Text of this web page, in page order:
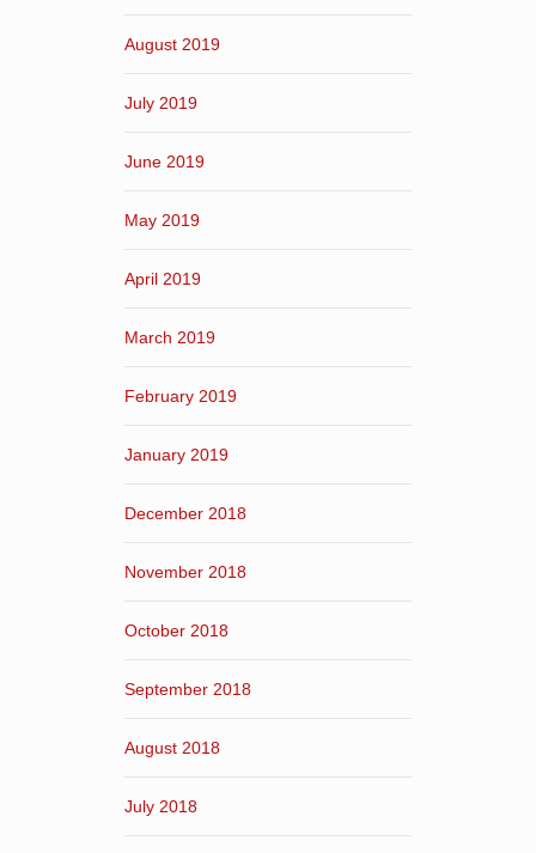
August 2019
July 2019
June 2019
May 2019
April 2019
March 2019
February 2019
January 2019
December 2018
November 2018
October 2018
September 2018
August 2018
July 2018